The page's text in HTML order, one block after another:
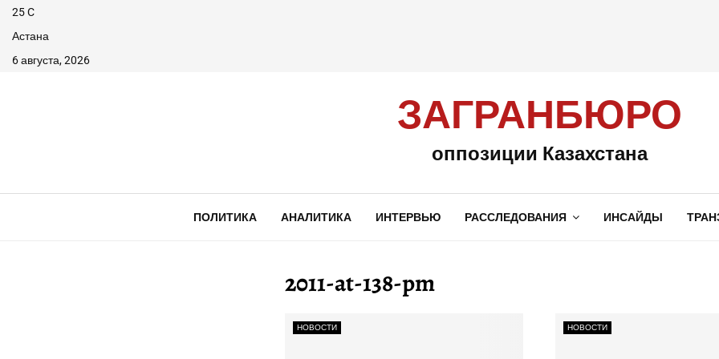
25C
Астана
6 августа, 2026
ЗАГРАНБЮРО
оппозиции Казахстана
ПОЛИТИКА АНАЛИТИКА ИНТЕРВЬЮ РАССЛЕДОВАНИЯ ИНСАЙДЫ
2011-at-138-pm
НОВОСТИ НОВОСТИ